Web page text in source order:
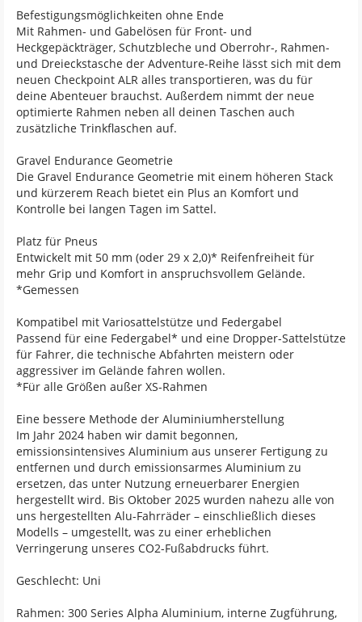
Befestigungsmöglichkeiten ohne Ende
Mit Rahmen- und Gabelösen für Front- und
Heckgepäckträger, Schutzbleche und Oberrohr-, Rahmen-
und Dreieckstasche der Adventure-Reihe lässt sich mit dem
neuen Checkpoint ALR alles transportieren, was du für
deine Abenteuer brauchst. Außerdem nimmt der neue
optimierte Rahmen neben all deinen Taschen auch
zusätzliche Trinkflaschen auf.
Gravel Endurance Geometrie
Die Gravel Endurance Geometrie mit einem höheren Stack
und kürzerem Reach bietet ein Plus an Komfort und
Kontrolle bei langen Tagen im Sattel.
Platz für Pneus
Entwickelt mit 50 mm (oder 29 x 2,0)* Reifenfreiheit für
mehr Grip und Komfort in anspruchsvollem Gelände.
*Gemessen
Kompatibel mit Variosattelstütze und Federgabel
Passend für eine Federgabel* und eine Dropper-Sattelstütze
für Fahrer, die technische Abfahrten meistern oder
aggressiver im Gelände fahren wollen.
*Für alle Größen außer XS-Rahmen
Eine bessere Methode der Aluminiumherstellung
Im Jahr 2024 haben wir damit begonnen,
emissionsintensives Aluminium aus unserer Fertigung zu
entfernen und durch emissionsarmes Aluminium zu
ersetzen, das unter Nutzung erneuerbarer Energien
hergestellt wird. Bis Oktober 2025 wurden nahezu alle von
uns hergestellten Alu-Fahrräder – einschließlich dieses
Modells – umgestellt, was zu einer erheblichen
Verringerung unseres CO2-Fußabdrucks führt.
Geschlecht: Uni
Rahmen: 300 Series Alpha Aluminium, interne Zugführung,